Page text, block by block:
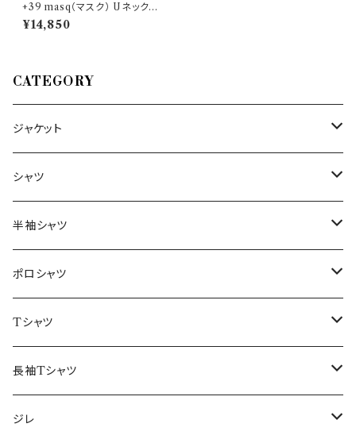
+39 masq（マスク） Uネック半
袖Tシャツ T7012 22801
¥14,850
CATEGORY
ジャケット
～44/S
46/M
48/L
50/XL～
シャツ
～44/S
46/M
48/L
50/XL～
半袖シャツ
～44/S
46/M
48/L
50/XL～
ポロシャツ
～44/S
46/M
48/L
Tシャツ
～44/S
46/M
長袖Tシャツ
～44/S
ジレ